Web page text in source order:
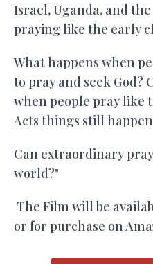
Israel, Uganda, and
praying like the early
What happens when
to pray and seek God?
when people pray like
Acts things still
Can extraordinary
world?"
The Film will be
or for purchase on